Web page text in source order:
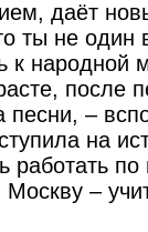
даёт
ты не один
народной
после
–
на
работать
–